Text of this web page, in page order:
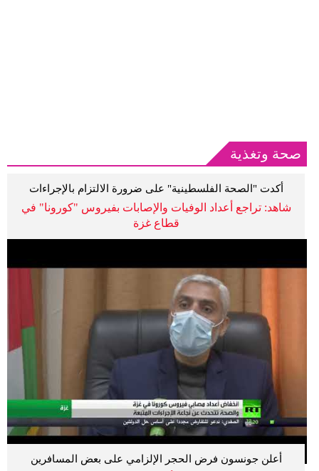
صحة وتغذية
أكدت "الصحة الفلسطينية" على ضرورة الالتزام بالإجراءات
الاحترازية
شاهد: تراجع أعداد الوفيات والإصابات بفيروس "كورونا" في
قطاع غزة
أعلن جونسون فرض الحجر الإلزامي على بعض المسافرين